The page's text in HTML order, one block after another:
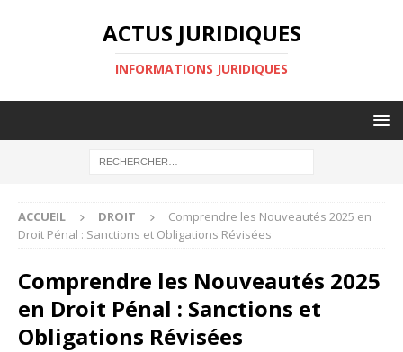
ACTUS JURIDIQUES
INFORMATIONS JURIDIQUES
ACCUEIL DROIT
Comprendre les Nouveautés 2025 en
Droit Pénal : Sanctions et Obligations Révisées
Comprendre les Nouveautés 2025
en Droit Pénal : Sanctions et
Obligations Révisées